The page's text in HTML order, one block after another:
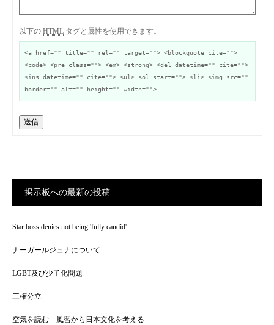
以下の HTML タグと属性を使用できます。
<a href="" title="" rel="" target=""> <blockquote cite="">
<code> <pre class=""> <em> <strong> <del datetime="" cite="">
<ins datetime="" cite=""> <ul> <ol start=""> <li> <img src=""
border="" alt="" height="" width="">
送信
掲示板への最新の投稿
Star boss denies not being 'fully candid'
ナーガールジュナについて
LGBT及び少子化問題
三権分立
空気を読む 風習から日本文化を考える